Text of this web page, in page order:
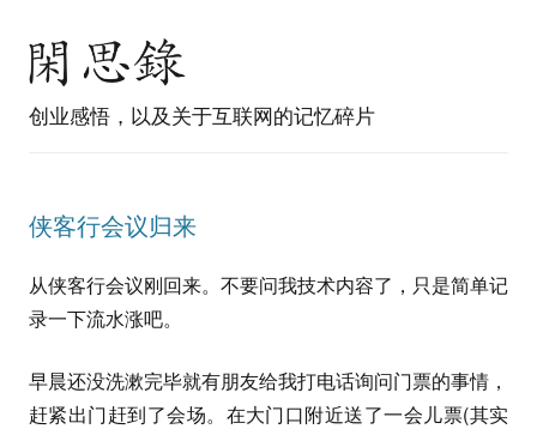
创业感悟，以及关于互联网的记忆碎片
侠客行会议归来
从侠客行会议刚回来。不要问我技术内容了，只是简单记
录一下流水涨吧。
早晨还没洗漱完毕就有朋友给我打电话询问门票的事情，
赶紧出门赶到了会场。在大门口附近送了一会儿票(其实